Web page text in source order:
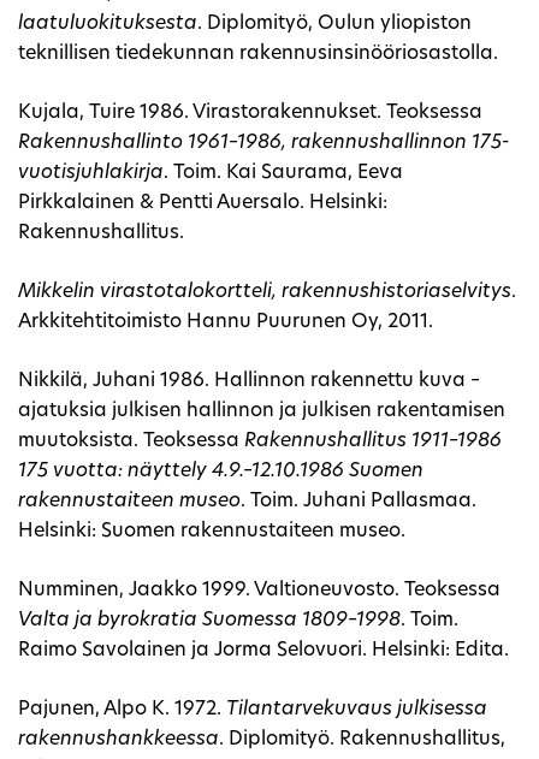
laatuluokituksesta. Diplomityö, Oulun yliopiston
teknillisen tiedekunnan rakennusinsinööriosastolla.
Kujala, Tuire 1986. Virastorakennukset. Teoksessa
Rakennushallinto 1961–1986, rakennushallinnon 175-
vuotisjuhlakirja. Toim. Kai Saurama, Eeva
Pirkkalainen & Pentti Auersalo. Helsinki:
Rakennushallitus.
Mikkelin virastotalokortteli, rakennushistoriaselvitys.
Arkkitehtitoimisto Hannu Puurunen Oy, 2011.
Nikkilä, Juhani 1986. Hallinnon rakennettu kuva –
ajatuksia julkisen hallinnon ja julkisen rakentamisen
muutoksista. Teoksessa Rakennushallitus 1911–1986
175 vuotta: näyttely 4.9.–12.10.1986 Suomen
rakennustaiteen museo. Toim. Juhani Pallasmaa.
Helsinki: Suomen rakennustaiteen museo.
Numminen, Jaakko 1999. Valtioneuvosto. Teoksessa
Valta ja byrokratia Suomessa 1809–1998. Toim.
Raimo Savolainen ja Jorma Selovuori. Helsinki: Edita.
Pajunen, Alpo K. 1972. Tilantarvekuvaus julkisessa
rakennushankkeessa. Diplomityö. Rakennushallitus,